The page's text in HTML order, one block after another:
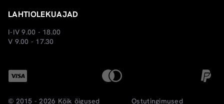
LAHTIOLEKUAJAD
I-IV 9.00 - 18.00
V 9.00 - 17.30
© 2015 - 2026 Kõik õigused Ostutingimused